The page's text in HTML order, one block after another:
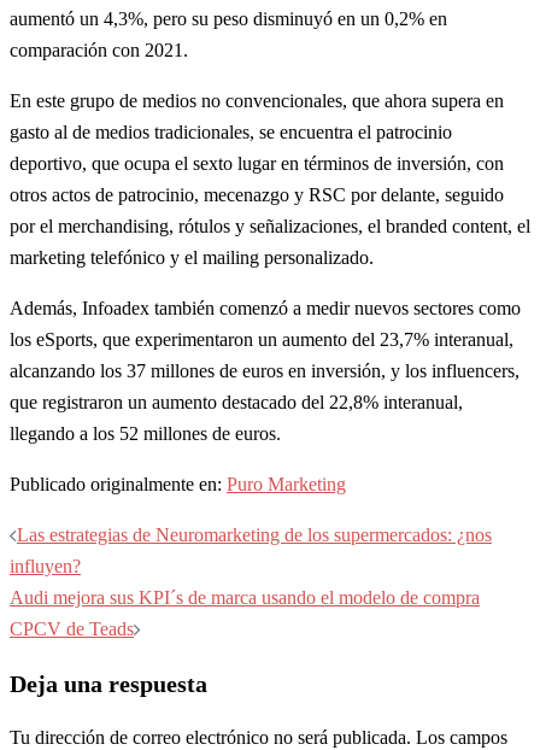
aumentó un 4,3%, pero su peso disminuyó en un 0,2% en
comparación con 2021.
En este grupo de medios no convencionales, que ahora supera en
gasto al de medios tradicionales, se encuentra el patrocinio
deportivo, que ocupa el sexto lugar en términos de inversión, con
otros actos de patrocinio, mecenazgo y RSC por delante, seguido
por el merchandising, rótulos y señalizaciones, el branded content, el
marketing telefónico y el mailing personalizado.
Además, Infoadex también comenzó a medir nuevos sectores como
los eSports, que experimentaron un aumento del 23,7% interanual,
alcanzando los 37 millones de euros en inversión, y los influencers,
que registraron un aumento destacado del 22,8% interanual,
llegando a los 52 millones de euros.
Publicado originalmente en: Puro Marketing
Navegación
de
entradas
Las estrategias de Neuromarketing de los supermercados: ¿nos
influyen?
Audi mejora sus KPI´s de marca usando el modelo de compra
CPCV de Teads
Deja una respuesta
Tu dirección de correo electrónico no será publicada. Los campos